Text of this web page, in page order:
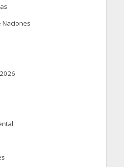
Naciones